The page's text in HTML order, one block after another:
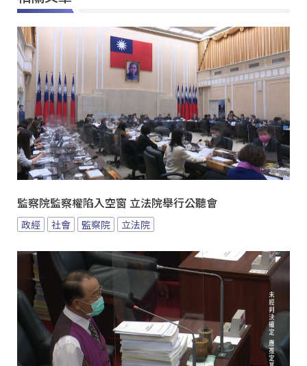
監察院監察權陷入空窗 立法院舉行公聽會
政經 社會 監察院 立法院